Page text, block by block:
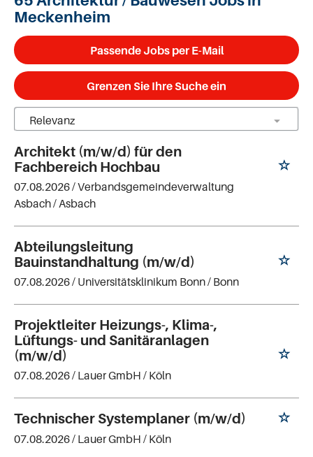
Meckenheim
Passende Jobs per E-Mail
Grenzen Sie Ihre Suche ein
Architekt (m/w/d) für den
Fachbereich Hochbau
07.08.2026 /Verbandsgemeindeverwaltung
Asbach/ Asbach
Abteilungsleitung
Bauinstandhaltung (m/w/d)
07.08.2026 / Universitätsklinikum Bonn/ Bonn
Projektleiter Heizungs-, Klima-,
Lüftungs- und Sanitäranlagen
(m/w/d)
07.08.2026 / Lauer GmbH / Köln
Technischer Systemplaner (m/w/d)
07.08.2026 / Lauer GmbH / Köln